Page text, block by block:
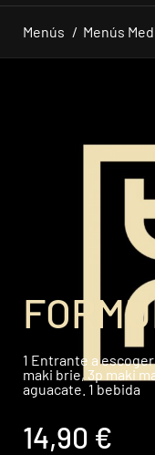
Menús Menús
1 Entrante a
maki brie, 3p maki
aguacate. 1 bebida
14,90 €